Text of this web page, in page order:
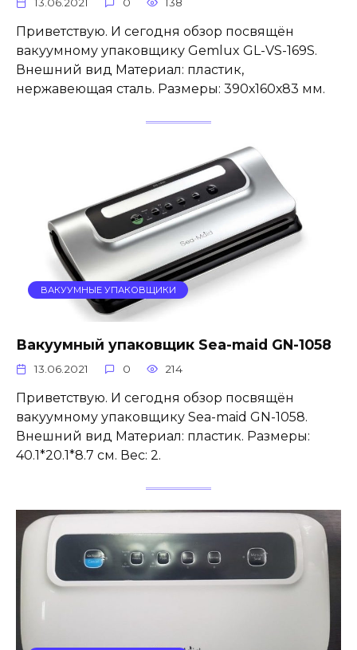
Приветствую. И сегодня обзор посвящён
вакуумному упаковщику Gemlux GL-VS-169S.
Внешний вид Материал: пластик,
нержавеющая сталь. Размеры: 390х160х83 мм.
ВАКУУМНЫЕ УПАКОВЩИКИ
Вакуумный упаковщик Sea-maid GN-1058
13.06.2021 0 214
Приветствую. И сегодня обзор посвящён
вакуумному упаковщику Sea-maid GN-1058.
Внешний вид Материал: пластик. Размеры:
40.1*20.1*8.7 см. Вес: 2.